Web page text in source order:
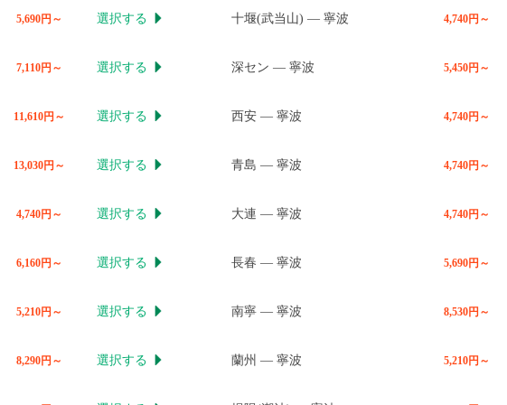
5,690円～ 選択する  十堰(武当山) — 寧波 4,740円～
7,110円～ 選択する  深セン — 寧波 5,450円～
11,610円～ 選択する  西安 — 寧波 4,740円～
13,030円～ 選択する  青島 — 寧波 4,740円～
4,740円～ 選択する  大連 — 寧波 4,740円～
6,160円～ 選択する  長春 — 寧波 5,690円～
5,210円～ 選択する  南寧 — 寧波 8,530円～
8,290円～ 選択する  蘭州 — 寧波 5,210円～